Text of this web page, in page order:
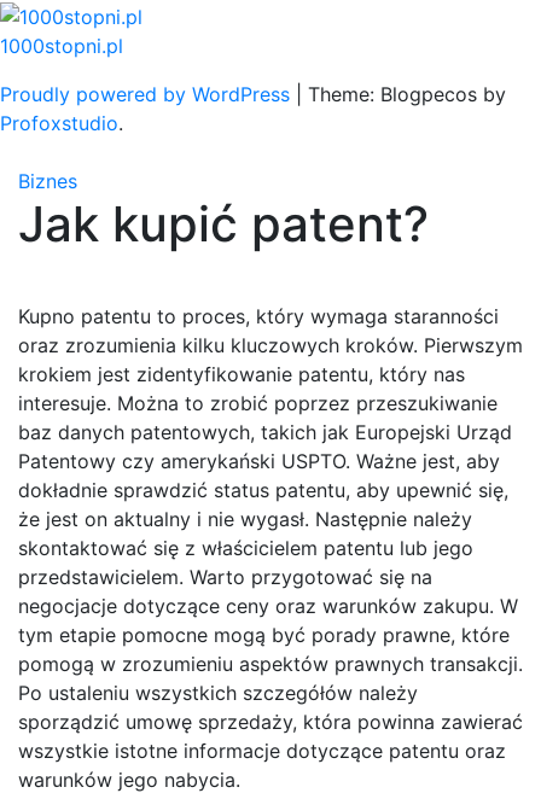
Skip
to
1000stopni.pl
Proudly powered by WordPress
Theme: Blogpecos by
Profoxstudio.
Biznes
Jak kupić patent?
Kupno patentu to proces, który wymaga staranności
oraz zrozumienia kilku kluczowych kroków. Pierwszym
krokiem jest zidentyfikowanie patentu, który nas
interesuje. Można to zrobić poprzez przeszukiwanie
baz danych patentowych, takich jak Europejski Urząd
Patentowy czy amerykański USPTO. Ważne jest, aby
dokładnie sprawdzić status patentu, aby upewnić się,
że jest on aktualny i nie wygasł. Następnie należy
skontaktować się z właścicielem patentu lub jego
przedstawicielem. Warto przygotować się na
negocjacje dotyczące ceny oraz warunków zakupu. W
tym etapie pomocne mogą być porady prawne, które
pomogą w zrozumieniu aspektów prawnych transakcji.
Po ustaleniu wszystkich szczegółów należy
sporządzić umowę sprzedaży, która powinna zawierać
wszystkie istotne informacje dotyczące patentu oraz
warunków jego nabycia.